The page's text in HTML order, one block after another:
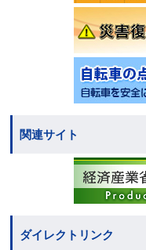
関連サイト
ダイレクトリンク